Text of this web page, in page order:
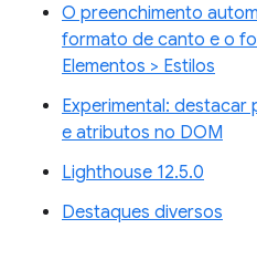
O preenchimento
formato de canto e o
Elementos > Estilos
Experimental: destacar
e atributos no DOM
Lighthouse 12.5.0
Destaques diversos